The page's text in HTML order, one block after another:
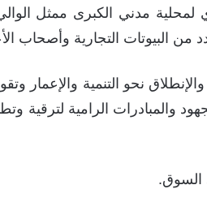
لمحلية مدني الكبرى ممثل
نحو التنمية والإعمار
والمبادرات الرامية لترقية
السوق.